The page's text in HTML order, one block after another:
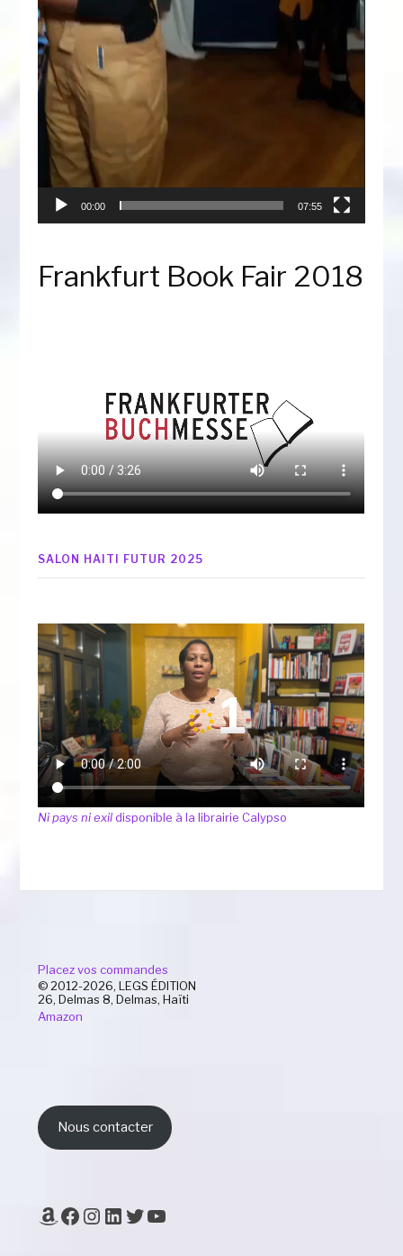
00:00 07:55
Frankfurt Book Fair 2018
SALON HAITI FUTUR 2025
Ni pays ni exildisponible à la librairie Calypso
Placez vos commandes
© 2012-2026, LEGS ÉDITION
26, Delmas 8, Delmas, Haïti
Amazon
Nous contacter
Amazon
Facebook
Instagram
LinkedIn
Twitter